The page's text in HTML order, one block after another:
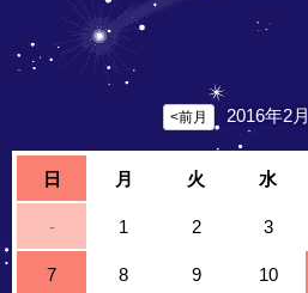
<前月 2016年2月
日 月 火 水
- 1 2 3
7 8 9 10